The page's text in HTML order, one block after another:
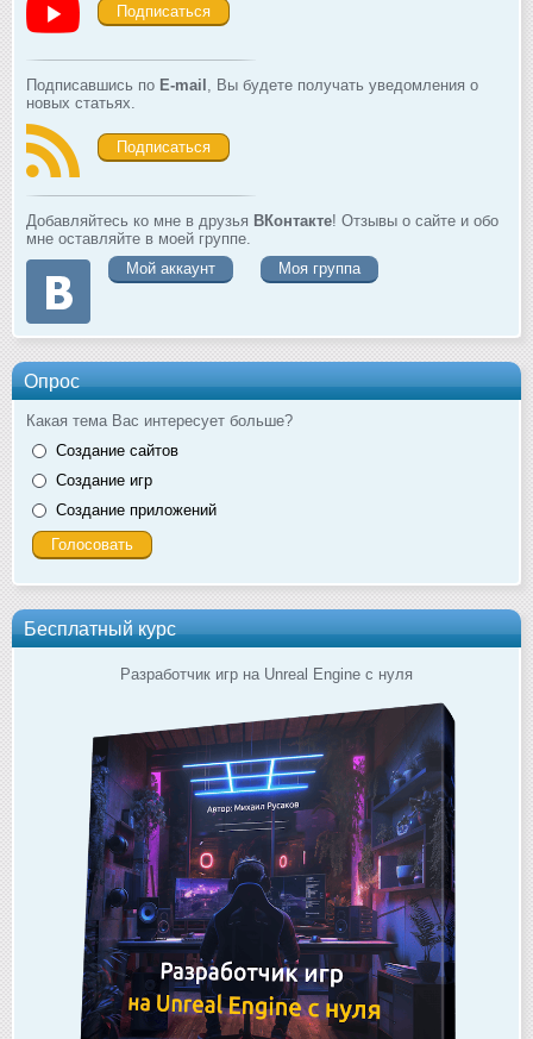
Подписаться
Подписавшись по E-mail
, Вы будете получать уведомления о
новых статьях.
Подписаться
Добавляйтесь ко мне в друзья ВКонтакте! Отзывы о сайте и обо
мне оставляйте в моей группе.
Мой аккаунт
Моя группа
Опрос
Какая тема Вас интересует больше?
Создание сайтов
Создание игр
Создание приложений
Бесплатный курс
Разработчик игр на Unreal Engine с нуля